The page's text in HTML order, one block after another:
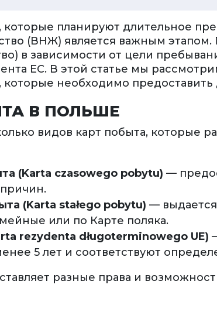
планируют длительное
(ВНЖ) является важным
в зависимости от цели
ЕС. В этой статье мы
которые необходимо
В ПОЛЬШЕ
видов карт побыта, которые
(Karta czasowego pobytu) —
(Karta stałego pobytu) —
или по Карте поляка.
rezydenta długoterminowego UE)
5 лет и соответствуют
разные права и